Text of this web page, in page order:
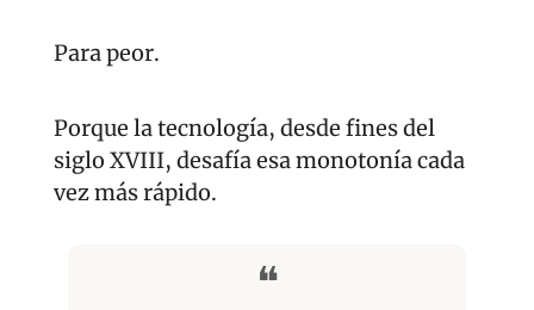
Para peor.
Porque la tecnología, desde fines del
siglo XVIII, desafía esa monotonía cada
vez más rápido.
❝